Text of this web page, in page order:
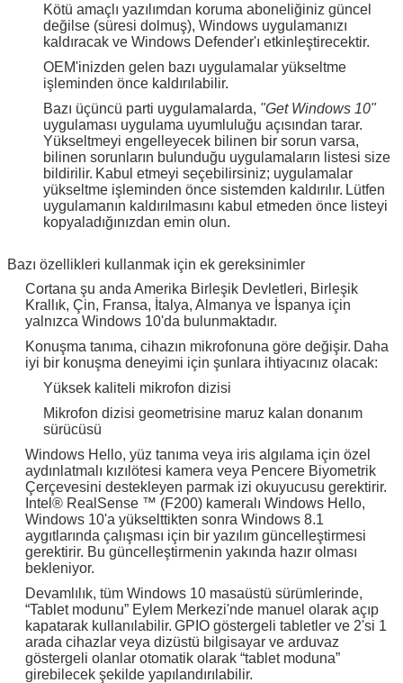
Kötü amaçlı yazılımdan koruma aboneliğiniz güncel
değilse (süresi dolmuş), Windows uygulamanızı
kaldıracak ve Windows Defender'ı etkinleştirecektir.
OEM'inizden gelen bazı uygulamalar yükseltme
işleminden önce kaldırılabilir.
Bazı üçüncü parti uygulamalarda, "Get Windows 10"
uygulaması uygulama uyumluluğu açısından tarar.
Yükseltmeyi engelleyecek bilinen bir sorun varsa,
bilinen sorunların bulunduğu uygulamaların listesi size
bildirilir. Kabul etmeyi seçebilirsiniz; uygulamalar
yükseltme işleminden önce sistemden kaldırılır. Lütfen
uygulamanın kaldırılmasını kabul etmeden önce listeyi
kopyaladığınızdan emin olun.
Bazı özellikleri kullanmak için ek gereksinimler
Cortana şu anda Amerika Birleşik Devletleri, Birleşik
Krallık, Çin, Fransa, İtalya, Almanya ve İspanya için
yalnızca Windows 10'da bulunmaktadır.
Konuşma tanıma, cihazın mikrofonuna göre değişir. Daha
iyi bir konuşma deneyimi için şunlara ihtiyacınız olacak:
Yüksek kaliteli mikrofon dizisi
Mikrofon dizisi geometrisine maruz kalan donanım
sürücüsü
Windows Hello, yüz tanıma veya iris algılama için özel
aydınlatmalı kızılötesi kamera veya Pencere Biyometrik
Çerçevesini destekleyen parmak izi okuyucusu gerektirir.
Intel® RealSense ™ (F200) kameralı Windows Hello,
Windows 10'a yükselttikten sonra Windows 8.1
aygıtlarında çalışması için bir yazılım güncelleştirmesi
gerektirir. Bu güncelleştirmenin yakında hazır olması
bekleniyor.
Devamlılık, tüm Windows 10 masaüstü sürümlerinde,
“Tablet modunu” Eylem Merkezi'nde manuel olarak açıp
kapatarak kullanılabilir. GPIO göstergeli tabletler ve 2'si 1
arada cihazlar veya dizüstü bilgisayar ve arduvaz
göstergeli olanlar otomatik olarak “tablet moduna”
girebilecek şekilde yapılandırılabilir.